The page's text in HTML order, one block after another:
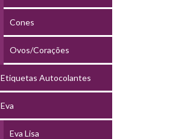
Cones
Ovos/Corações
Etiquetas Autocolantes
Eva
Eva Lisa